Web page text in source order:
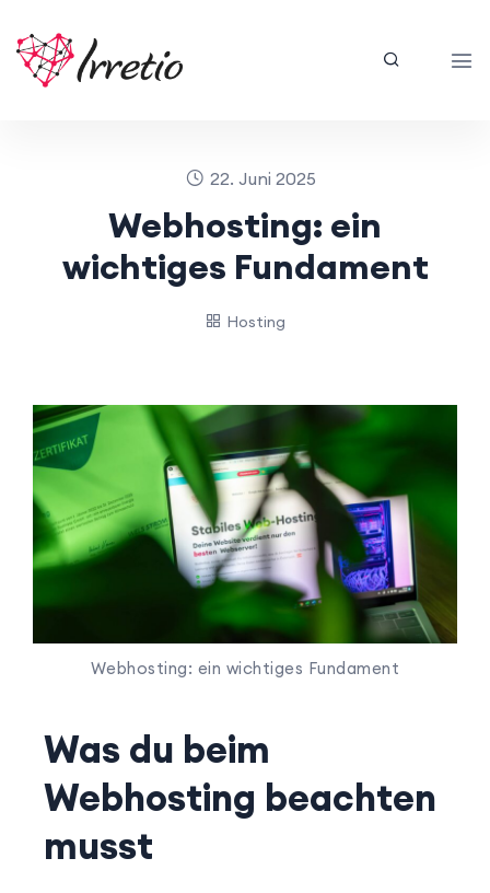
22. Juni 2025
Webhosting: ein
wichtiges Fundament
Hosting
Webhosting: ein wichtiges Fundament
Was du beim
Webhosting beachten
musst